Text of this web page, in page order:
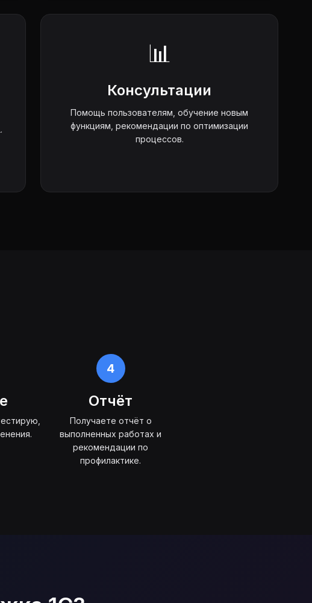
📊
Консультации
Помощь пользователям, обучение новым
функциям, рекомендации по оптимизации
процессов.
4
Отчёт
Получаете отчёт о
выполненных работах и
рекомендации по
профилактике.